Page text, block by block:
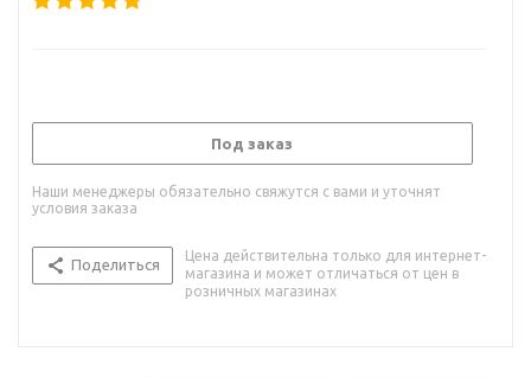
Под заказ
Наши менеджеры обязательно свяжутся с вами и уточнят
условия заказа
Поделиться
Цена действительна только для интернет-
магазина и может отличаться от цен в
розничных магазинах